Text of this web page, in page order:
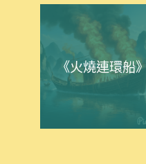
《火燒連環船》